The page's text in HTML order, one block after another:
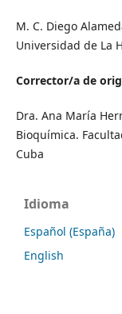
M. C. Diego
Universidad de La
Corrector/a de
Dra. Ana María
Bioquímica.
Cuba
Idioma
Español (España)
English